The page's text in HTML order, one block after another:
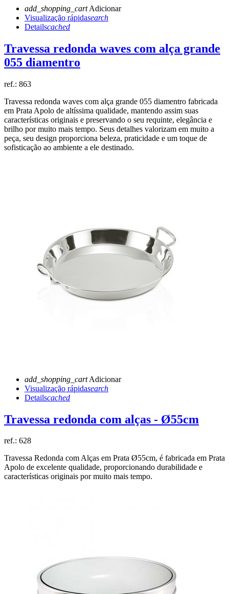
add_shopping_cartAdicionar
Visualização rápidasearch
Detailscached
Travessa redonda waves com alça grande
055 diamentro
ref.: 863
Travessa redonda waves com alça grande 055 diamentro fabricada
em Prata Apolo de altíssima qualidade, mantendo assim suas
características originais e preservando o seu requinte, elegância e
brilho por muito mais tempo. Seus detalhes valorizam em muito a
peça, seu design proporciona beleza, praticidade e um toque de
sofisticação ao ambiente a ele destinado.
add_shopping_cartAdicionar
Visualização rápidasearch
Detailscached
Travessa redonda com alças - Ø55cm
ref.: 628
Travessa Redonda com Alças em Prata Ø55cm, é fabricada em Prata
Apolo de excelente qualidade, proporcionando durabilidade e
características originais por muito mais tempo.